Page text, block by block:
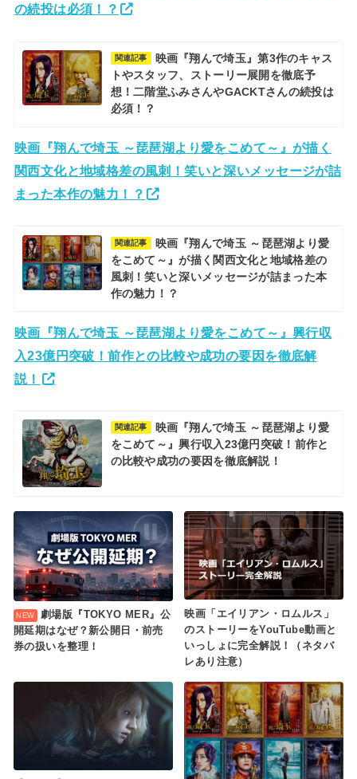
の続投は必須！？
関連記事
映画『翔んで埼玉』第3作のキャス
トやスタッフ、ストーリー展開を徹底予
想！二階堂ふみさんやGACKTさんの続投は
必須！？
映画『翔んで埼玉 ～琵琶湖より愛をこめて～』が描く
関西文化と地域格差の風刺！笑いと深いメッセージが詰
まった本作の魅力！？
関連記事
映画『翔んで埼玉 ～琵琶湖より愛
をこめて～』が描く関西文化と地域格差の
風刺！笑いと深いメッセージが詰まった本
作の魅力！？
映画『翔んで埼玉 ～琵琶湖より愛をこめて～』興行収
入23億円突破！前作との比較や成功の要因を徹底解
説！
関連記事
映画『翔んで埼玉 ～琵琶湖より愛
をこめて～』興行収入23億円突破！前作と
の比較や成功の要因を徹底解説！
劇場版『TOKYO MER』公
開延期はなぜ？新公開日・前売
券の扱いを整理！
映画「エイリアン・ロムルス」
のストーリーをYouTube動画と
いっしょに完全解説！（ネタバ
レあり注意）